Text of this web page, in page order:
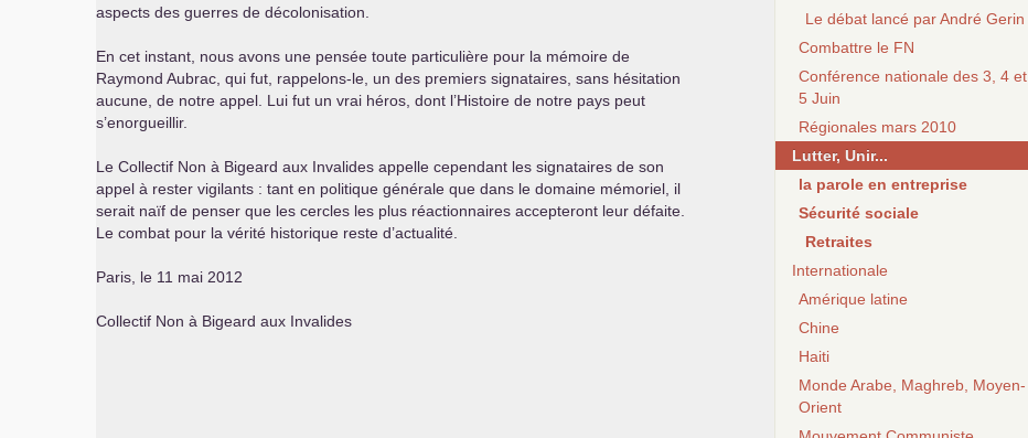
aspects des guerres de décolonisation.
En cet instant, nous avons une pensée toute particulière pour la mémoire de
Raymond Aubrac, qui fut, rappelons-le, un des premiers signataires, sans hésitation
aucune, de notre appel. Lui fut un vrai héros, dont l’Histoire de notre pays peut
s’enorgueillir.
Le Collectif Non à Bigeard aux Invalides appelle cependant les signataires de son
appel à rester vigilants : tant en politique générale que dans le domaine mémoriel, il
serait naïf de penser que les cercles les plus réactionnaires accepteront leur défaite.
Le combat pour la vérité historique reste d’actualité.
Paris, le 11 mai 2012
Collectif Non à Bigeard aux Invalides
Le débat lancé par André Gerin
Combattre le FN
Conférence nationale des 3, 4 et
5 Juin
Régionales mars 2010
Lutter, Unir...
la parole en entreprise
Sécurité sociale
Retraites
Internationale
Amérique latine
Chine
Haiti
Monde Arabe, Maghreb, Moyen-
Orient